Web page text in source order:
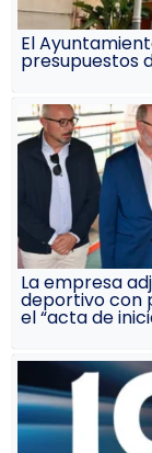
El
presupuestos
La empresa
deportivo con
el “acta de